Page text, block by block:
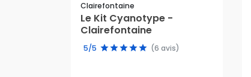
Clairefontaine
Le Kit Cyanotype -
Clairefontaine
5/5 (6 avis)
34,50 €